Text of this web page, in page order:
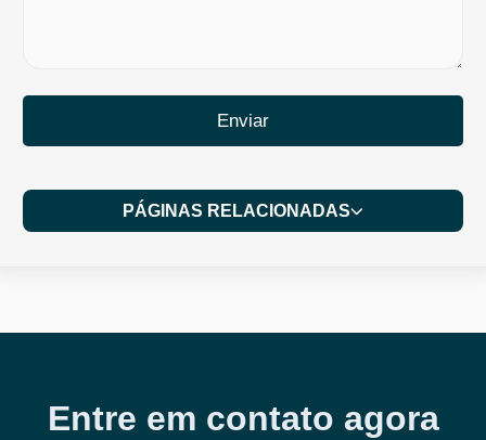
Enviar
PÁGINAS RELACIONADAS
Entre em contato agora